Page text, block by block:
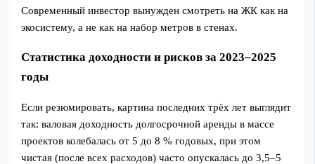
Современный инвестор вынужден смотреть на ЖК как на
экосистему, а не как на набор метров в стенах.
Статистика доходности и рисков за 2023–2025
годы
Если резюмировать, картина последних трёх лет выглядит
так: валовая доходность долгосрочной аренды в массе
проектов колебалась от 5 до 8 % годовых, при этом
чистая (после всех расходов) часто опускалась до 3,5–5